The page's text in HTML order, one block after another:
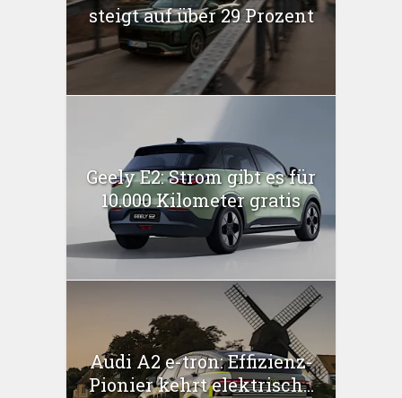
steigt auf über 29 Prozent
Geely E2: Strom gibt es für
10.000 Kilometer gratis
Audi A2 e-tron: Effizienz-
Pionier kehrt elektrisch...